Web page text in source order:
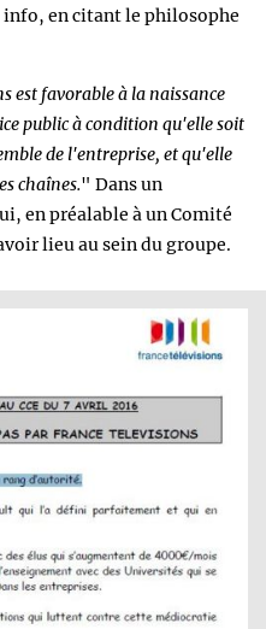
info, en citant le philosophe
est favorable à la naissance
public à condition qu'elle soit
de l'entreprise, et qu'elle
chaînes." Dans un
en préalable à un Comité
lieu au sein du groupe.